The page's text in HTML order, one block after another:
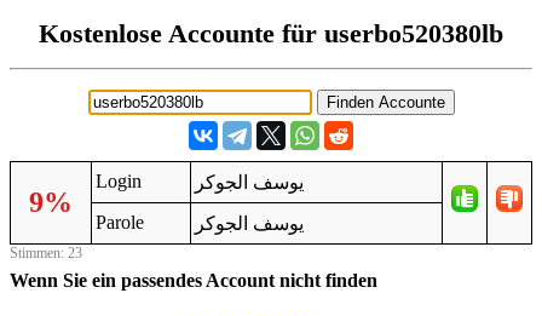
Kostenlose Accounte für userbo520380lb
9%
Login
يوسف الجوكر
Parole
يوسف الجوكر
Stimmen: 23
Wenn Sie ein passendes Account nicht finden